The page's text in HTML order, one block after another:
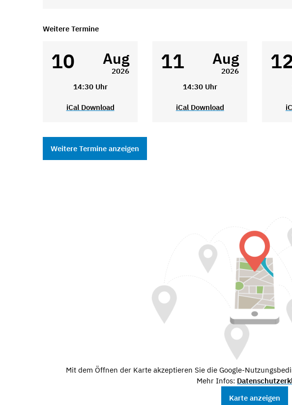
Weitere Termine
10 Aug
2026
14:30 Uhr
iCal Download
11 Aug
2026
14:30 Uhr
iCal Download
Weitere Termine anzeigen
Mit dem Öffnen der Karte akzeptieren Sie die Google-
Mehr Infos:
Karte anzeigen